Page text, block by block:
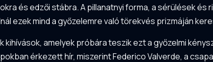
és edzői stábra. A pillanatnyi forma, a sérülések
ezek mind a győzelemre való törekvés prizmáján
kihívások, amelyek próbára teszik ezt a győzelmi
érkezett hír, miszerint Federico Valverde, a